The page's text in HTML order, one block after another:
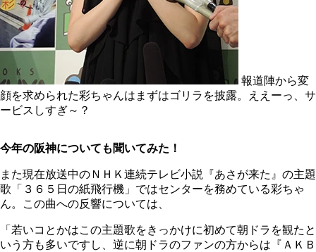
報道陣から変
顔を求められた彩ちゃんはまずはゴリラを披露。ええーっ、サ
ービスしすぎ～？
今年の阪神についても聞いてみた！
また現在放送中のＮＨＫ連続テレビ小説『あさが来た』の主題
歌「３６５日の紙飛行機」ではセンターを務めている彩ちゃ
ん。この曲への反響については、
「若いコとかはこの主題歌をきっかけに初めて朝ドラを観たと
いう方も多いですし、逆に朝ドラのファンの方からは『ＡＫＢ